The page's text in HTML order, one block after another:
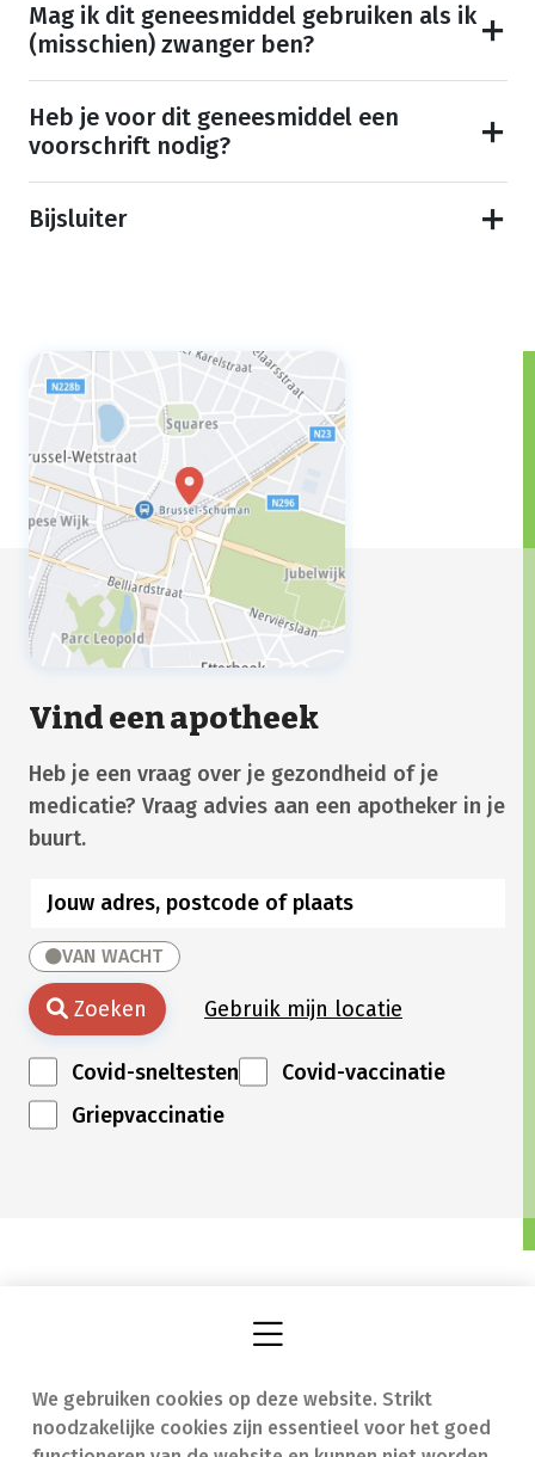
We gebruiken cookies op deze website. Strikt
noodzakelijke cookies zijn essentieel voor het goed
Mag ik dit geneesmiddel gebruiken als ik
(misschien) zwanger ben?
Heb je voor dit geneesmiddel een
voorschrift nodig?
Bijsluiter
Vind een apotheek
Heb je een vraag over je gezondheid of je
medicatie? Vraag advies aan een apotheker in je
buurt.
VAN WACHT
Zoeken Gebruik mijn locatie
Covid-sneltesten
Covid-vaccinatie
Griepvaccinatie
Vind een apotheek
In geval van nood